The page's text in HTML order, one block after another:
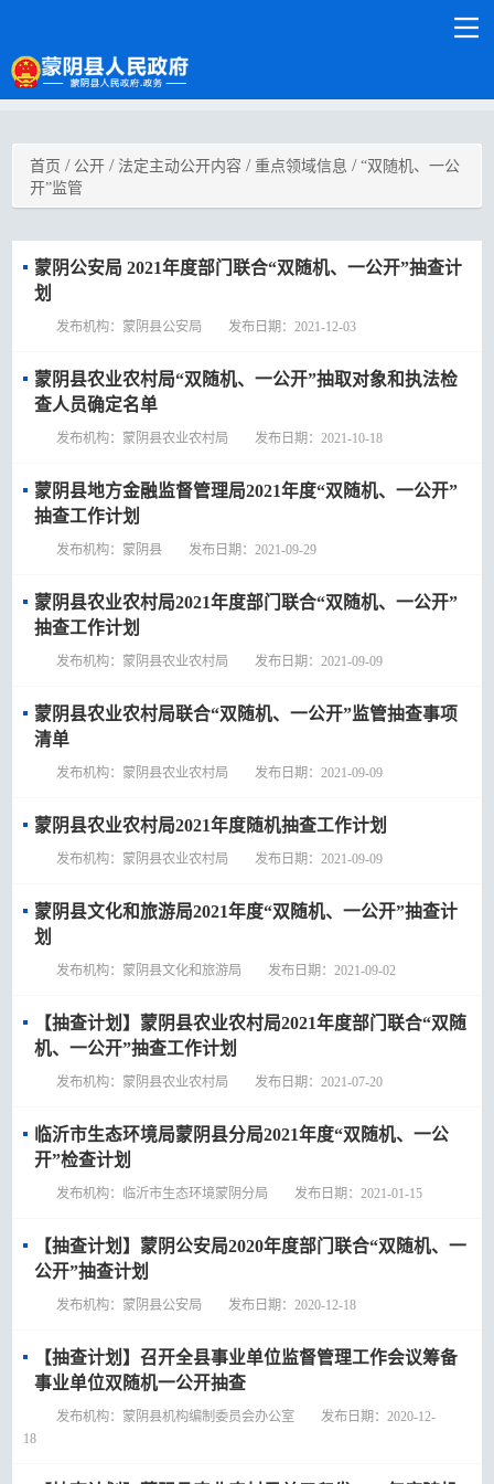
首页 / 公开 / 法定主动公开内容 /重点领域信息 /“双随机、一公
开”监管
蒙阴公安局 2021年度部门联合“双随机、一公开”抽查计
划
发布机构：蒙阴县公安局 发布日期：2021-12-03
蒙阴县农业农村局“双随机、一公开”抽取对象和执法检
查人员确定名单
发布机构：蒙阴县农业农村局 发布日期：2021-10-18
蒙阴县地方金融监督管理局2021年度“双随机、一公开”
抽查工作计划
发布机构：蒙阴县 发布日期：2021-09-29
蒙阴县农业农村局2021年度部门联合“双随机、一公开”
抽查工作计划
发布机构：蒙阴县农业农村局 发布日期：2021-09-09
蒙阴县农业农村局联合“双随机、一公开”监管抽查事项
清单
发布机构：蒙阴县农业农村局 发布日期：2021-09-09
蒙阴县农业农村局2021年度随机抽查工作计划
发布机构：蒙阴县农业农村局 发布日期：2021-09-09
蒙阴县文化和旅游局2021年度“双随机、一公开”抽查计
划
发布机构：蒙阴县文化和旅游局 发布日期：2021-09-02
【抽查计划】蒙阴县农业农村局2021年度部门联合“双随
机、一公开”抽查工作计划
发布机构：蒙阴县农业农村局 发布日期：2021-07-20
临沂市生态环境局蒙阴县分局2021年度“双随机、一公
开”检查计划
发布机构：临沂市生态环境蒙阴分局 发布日期：2021-01-15
【抽查计划】蒙阴公安局2020年度部门联合“双随机、一
公开”抽查计划
发布机构：蒙阴县公安局 发布日期：2020-12-18
【抽查计划】召开全县事业单位监督管理工作会议筹备
事业单位双随机一公开抽查
发布机构：蒙阴县机构编制委员会办公室 发布日期：2020-12-
18